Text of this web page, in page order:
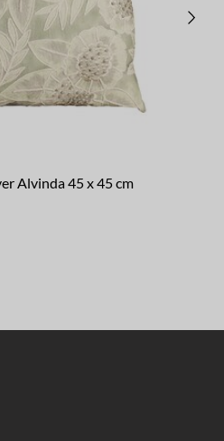
Alvinda 45 x 45 cm